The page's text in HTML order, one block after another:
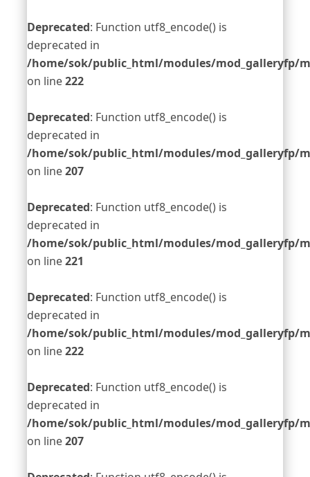
Deprecated: Function utf8_encode() is
deprecated in
/home/sok/public_html/modules/mod_galleryfp/
on line222
Deprecated: Function utf8_encode() is
deprecated in
/home/sok/public_html/modules/mod_galleryfp/
on line207
Deprecated: Function utf8_encode() is
deprecated in
/home/sok/public_html/modules/mod_galleryfp/
on line221
Deprecated: Function utf8_encode() is
deprecated in
/home/sok/public_html/modules/mod_galleryfp/
on line222
Deprecated: Function utf8_encode() is
deprecated in
/home/sok/public_html/modules/mod_galleryfp/
on line207